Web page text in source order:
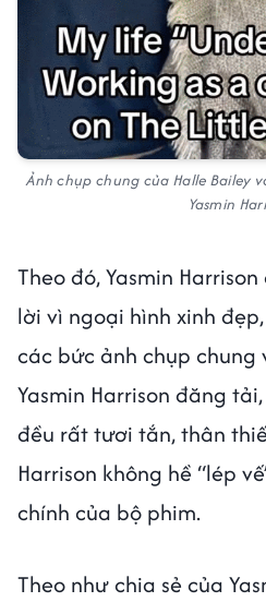
Ảnh chụp chung của Halle Bailey
Yasmin
Theo đó, Yasmin
lời vì ngoại hình xinh
các bức ảnh chụp chung
Yasmin Harrison đăng
đều rất tươi tắn, thân
Harrison không hề “lép
chính của bộ phim.
Theo như chia sẻ của